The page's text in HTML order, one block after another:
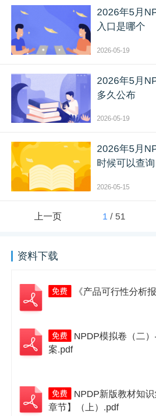
2026年5月
入口是哪个
2026-05-19
2026年5月
多久公布
2026-05-19
2026年5月
时候可以查询
2026-05-15
上一页 1 / 51
资料下载
《产品可行性分析
NPDP模拟卷（二
案.pdf
NPDP新版教材知
章节】（上）.pdf